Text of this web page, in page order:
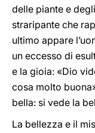
delle piante e
straripante che
ultimo appare
un eccesso di
e la gioia: «Dio
cosa molto
bella: si vede la
La bellezza e il